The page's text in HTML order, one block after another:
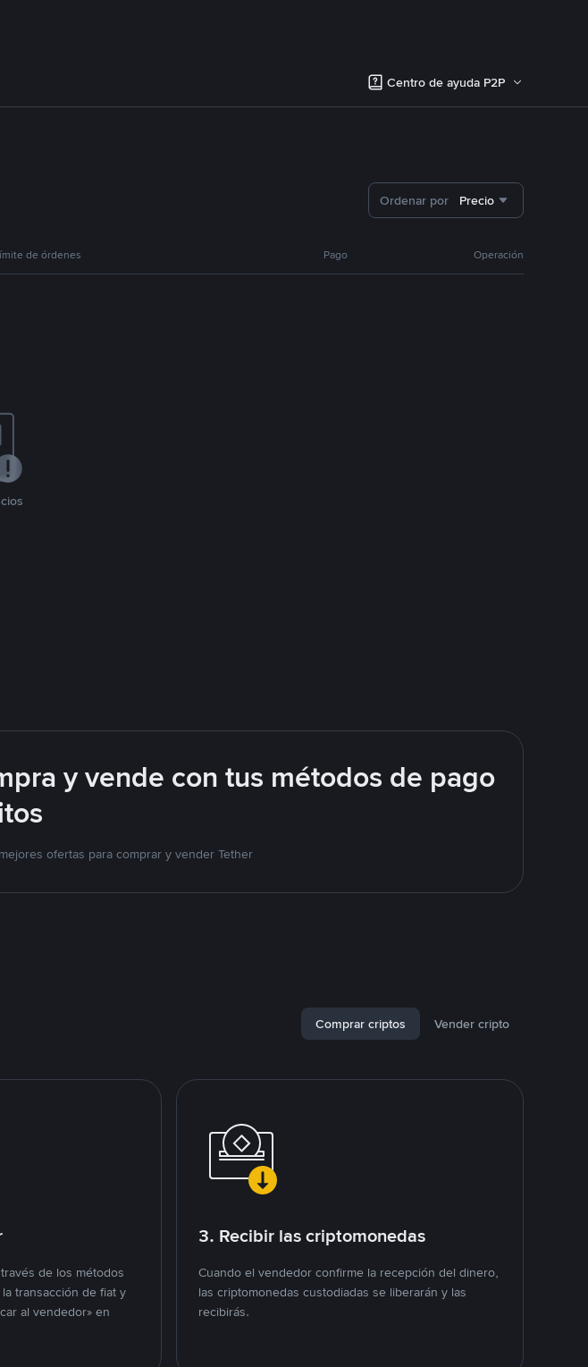
Centro de ayuda P2P
Ordenar por Precio
de órdenes Pago Operación
y vende con tus métodos de pago
ofertas para comprar y vender Tether
Comprar criptos Vender cripto
de los métodos
transacción de fiat y
al vendedor» en
3. Recibir las criptomonedas
Cuando el vendedor confirme la recepción del dinero,
las criptomonedas custodiadas se liberarán y las
recibirás.